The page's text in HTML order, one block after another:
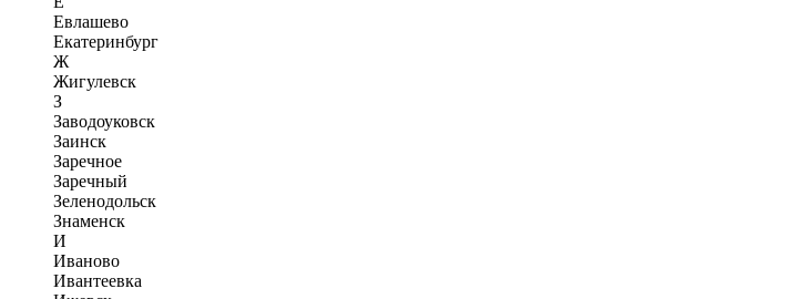
Евлашево
Екатеринбург
Ж
Жигулевск
З
Заводоуковск
Заинск
Заречное
Заречный
Зеленодольск
Знаменск
И
Иваново
Ивантеевка